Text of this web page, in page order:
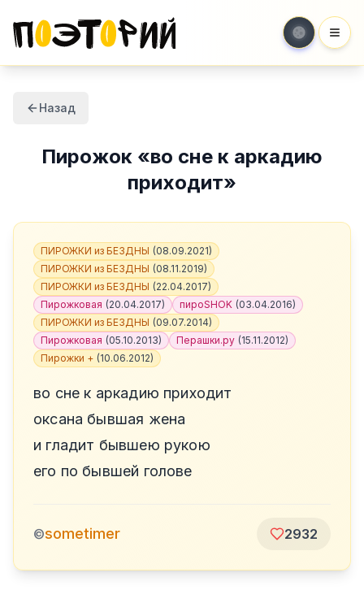
Назад
Пирожок «во сне к аркадию
приходит»
ПИРОЖКИ из БЕЗДНЫ (08.09.2021)
ПИРОЖКИ из БЕЗДНЫ (08.11.2019)
ПИРОЖКИ из БЕЗДНЫ (22.04.2017)
Пирожковая (20.04.2017) пироSHOK (03.04.2016)
ПИРОЖКИ из БЕЗДНЫ (09.07.2014)
Пирожковая (05.10.2013) Перашки.ру (15.11.2012)
Пирожки + (10.06.2012)
во сне к аркадию приходит
оксана бывшая жена
и гладит бывшею рукою
его по бывшей голове
©sometimer 2932